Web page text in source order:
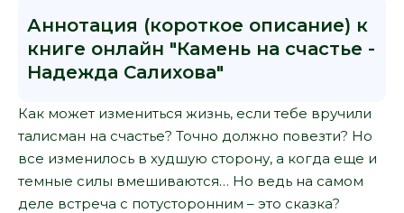
Аннотация (короткое описание) к
книге онлайн "Камень на счастье -
Надежда Салихова"
Как может измениться жизнь, если тебе вручили
талисман на счастье? Точно должно повезти? Но
все изменилось в худшую сторону, а когда еще и
темные силы вмешиваются… Но ведь на самом
деле встреча с потусторонним – это сказка?